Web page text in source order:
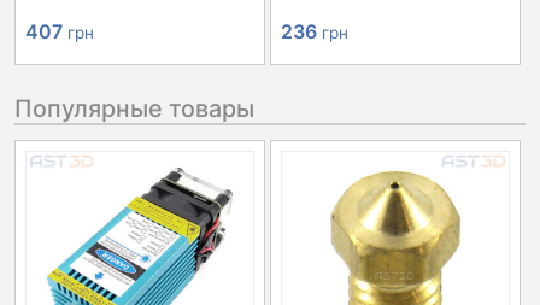
407 грн 236 грн
Популярные товары